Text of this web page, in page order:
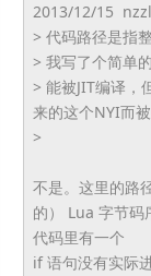
2013/12/15
> 代码路径是指
> 我写了个简单
> 能被JIT编译，
来的这个NYI而被
>
不是。这里的路
的） Lua 字节码
代码里有一个
if 语句没有实际